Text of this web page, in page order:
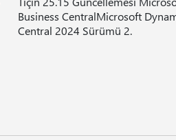
Business CentralMicrosoft
Central 2024 Sürümü 2.